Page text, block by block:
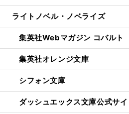
ライトノベル・ノベライズ
集英社Webマガジン コバルト
集英社オレンジ文庫
シフォン文庫
ダッシュエックス文庫公式サイ